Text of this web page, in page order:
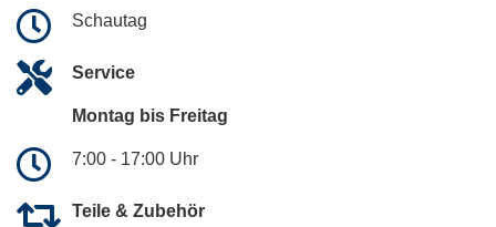
Schautag
Service
Montag bis Freitag
7:00 - 17:00 Uhr
Teile & Zubehör